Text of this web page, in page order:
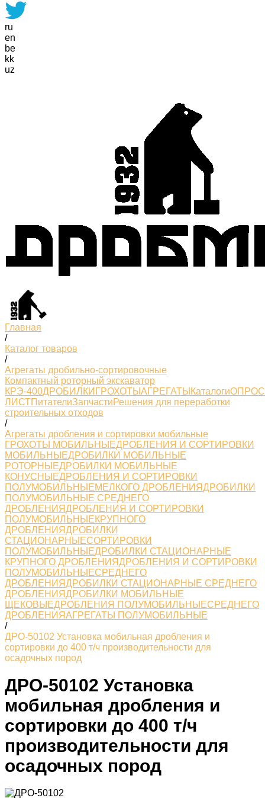
ru
en
be
kk
uz
Главная
/
Каталог товаров
/
Агрегаты дробильно-сортировочные
Компактный роторный экскаватор
КРЭ-400ДРОБИЛКИ ГРОХОТЫ АГРЕГАТЫ Каталоги
ЛИСТПитателиЗапчастиРешения для переработки
строительных отходов
/
Агрегаты дробления и сортировки мобильные
ГРОХОТЫ МОБИЛЬНЫЕДРОБЛЕНИЯ И СОРТИРОВКИ
МОБИЛЬНЫЕДРОБИЛКИ МОБИЛЬНЫЕ
РОТОРНЫЕДРОБИЛКИ МОБИЛЬНЫЕ
КОНУСНЫЕДРОБЛЕНИЯ И СОРТИРОВКИ
ПОЛУМОБИЛЬНЫЕМЕЛКОГО ДРОБЛЕНИЯДРОБИЛКИ
ПОЛУМОБИЛЬНЫЕ СРЕДНЕГО
ДРОБЛЕНИЯДРОБЛЕНИЯ И СОРТИРОВКИ
ПОЛУМОБИЛЬНЫЕКРУПНОГО
ДРОБЛЕНИЯДРОБИЛКИ
СТАЦИОНАРНЫЕСОРТИРОВКИ
ПОЛУМОБИЛЬНЫЕДРОБИЛКИ СТАЦИОНАРНЫЕ
КРУПНОГО ДРОБЛЕНИЯДРОБЛЕНИЯ И СОРТИРОВКИ
ПОЛУМОБИЛЬНЫЕСРЕДНЕГО
ДРОБЛЕНИЯДРОБИЛКИ СТАЦИОНАРНЫЕ СРЕДНЕГО
ДРОБЛЕНИЯДРОБИЛКИ МОБИЛЬНЫЕ
ЩЕКОВЫЕДРОБЛЕНИЯ ПОЛУМОБИЛЬНЫЕСРЕДНЕГО
ДРОБЛЕНИЯАГРЕГАТЫ ПОЛУМОБИЛЬНЫЕ
/
ДРО-50102 Установка мобильная дробления и
сортировки до 400 т/ч производительности для
осадочных пород
ДРО-50102 Установка
мобильная дробления и
сортировки до 400 т/ч
производительности для
осадочных пород